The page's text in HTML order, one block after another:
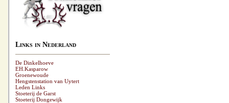
Links in Nederland
De Dinkelhoeve
EH.Kasparow
Groenewoude
Hengstenstation van Uytert
Leden Links
Stoeterij de Garst
Stoeterij Dongewijk